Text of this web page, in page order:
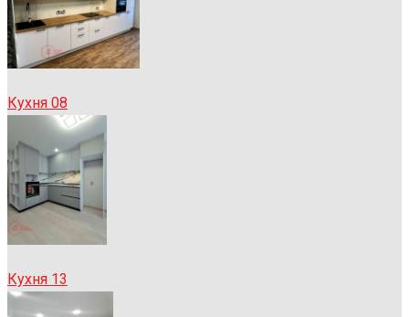
Кухня 08
Кухня 13